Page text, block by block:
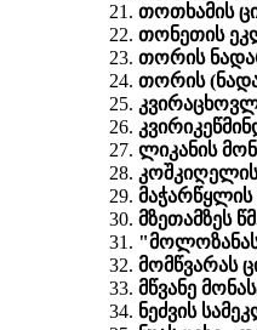
თოთხამის
თონეთის
თორის
თორის
ლიკანის
მაჭარწყლის
მზეთამზეს
მომწვარას
მწვანე
ნეძვის